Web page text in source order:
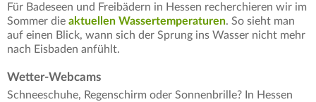
Für Badeseen und Freibädern in Hessen recherchieren wir im
Sommer die aktuellen Wassertemperaturen. So sieht man
auf einen Blick, wann sich der Sprung ins Wasser nicht mehr
nach Eisbaden anfühlt.
Wetter-Webcams
Schneeschuhe, Regenschirm oder Sonnenbrille? In Hessen